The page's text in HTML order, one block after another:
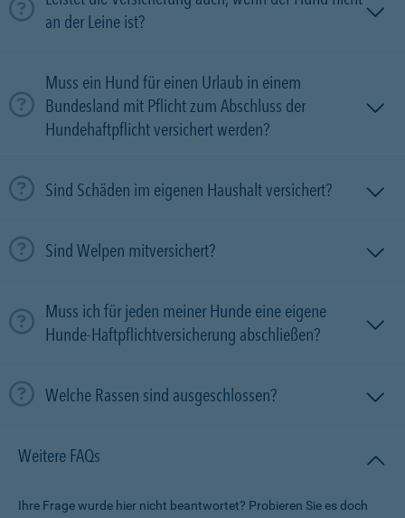
an der Leine ist?
Muss ein Hund für einen Urlaub in einem
Bundesland mit Pflicht zum Abschluss der
Hundehaftpflicht versichert werden?
Sind Schäden im eigenen Haushalt versichert?
Sind Welpen mitversichert?
Muss ich für jeden meiner Hunde eine eigene
Hunde-Haftpflichtversicherung abschließen?
Welche Rassen sind ausgeschlossen?
Weitere FAQs
Ihre Frage wurde hier nicht beantwortet? Probieren Sie es doch